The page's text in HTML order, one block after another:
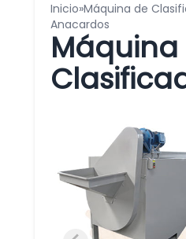
Inicio»Máquina de
Anacardos